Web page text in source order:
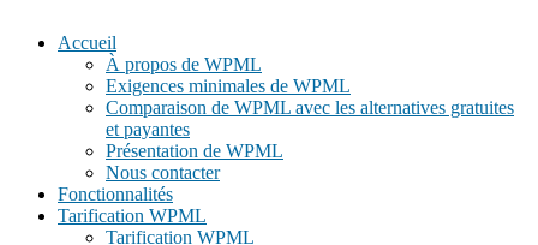
Accueil
À propos de WPML
Exigences minimales de WPML
Comparaison de WPML avec les alternatives gratuites
et payantes
Présentation de WPML
Nous contacter
Fonctionnalités
Tarification WPML
Tarification WPML